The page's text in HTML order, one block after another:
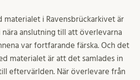
materialet i Ravensbrückarkivet är
nära anslutning till att överlevarna
var fortfarande färska. Och det
materialet är att det samlades in
eftervärlden. När överlevare från